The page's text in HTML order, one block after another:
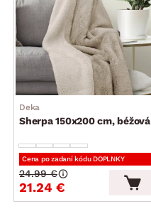
Deka
Sherpa 150x200 cm, béžová
Cena po zadaní kódu DOPLNKY
21.24 €
24.99 €